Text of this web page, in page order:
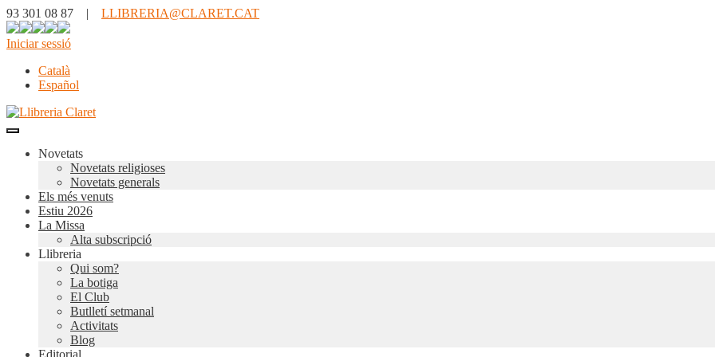
93 301 08 87 | LLIBRERIA@CLARET.CAT
Iniciar sessió
Català
Español
Novetats
Novetats religioses
Novetats generals
Els més venuts
Estiu 2026
La Missa
Alta subscripció
Llibreria
Qui som?
La botiga
El Club
Butlletí setmanal
Activitats
Blog
Editorial